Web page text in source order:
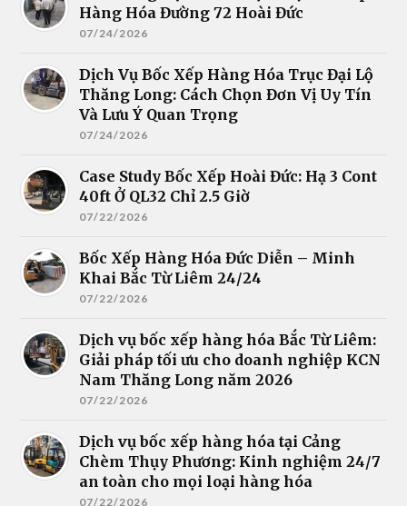
Hàng Hóa Đường 72 Hoài Đức
07/24/2026
Dịch Vụ Bốc Xếp Hàng Hóa Trục Đại Lộ
Thăng Long: Cách Chọn Đơn Vị Uy Tín
Và Lưu Ý Quan Trọng
07/24/2026
Case Study Bốc Xếp Hoài Đức: Hạ 3 Cont
40ft Ở QL32 Chỉ 2.5 Giờ
07/22/2026
Bốc Xếp Hàng Hóa Đức Diễn – Minh
Khai Bắc Từ Liêm 24/24
07/22/2026
Dịch vụ bốc xếp hàng hóa Bắc Từ Liêm:
Giải pháp tối ưu cho doanh nghiệp KCN
Nam Thăng Long năm 2026
07/22/2026
Dịch vụ bốc xếp hàng hóa tại Cảng
Chèm Thụy Phương: Kinh nghiệm 24/7
an toàn cho mọi loại hàng hóa
07/22/2026